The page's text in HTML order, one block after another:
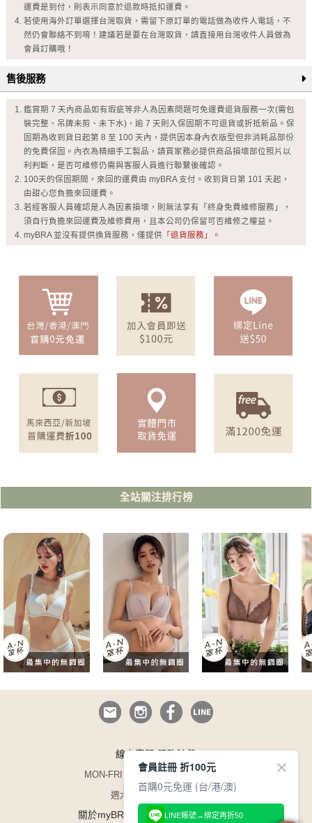
運費是到付，則表示同意於退款時抵扣運費。
若使用海外訂單選擇台灣取貨，需留下原訂單的電話做為收件人電話，不
然仍會聯絡不到唷！建議若是要在台灣取貨，請直接用台灣收件人員做為
會員訂購哦！
售後服務
鑑賞期 7 天內商品如有瑕疵等非人為因素問題可免運費退貨服務一次(需包
裝完整、吊牌未剪、未下水)，逾 7 天則入保固期不可退貨或折抵新品。保
固期為收到貨日起第 8 至 100 天內，提供因本身內衣版型但非消耗品部份
的免費保固。內衣為精細手工製品，請買家務必提供商品損壞部位照片以
利判斷，是否可維修仍需與客服人員進行聯繫後確認。
100天的保固期間，來回的運費由 myBRA 支付。收到貨日第 101 天起，
由甜心您負擔來回運費。
若經客服人員確認是人為因素損壞，則無法享有「終身免費維修服務」，
須自行負擔來回運費及維修費用，且本公司仍保留可否維修之權益。
myBRA 並沒有提供換貨服務，僅提供 「退貨服務」。
全站關注排行榜
線上客服 服務時段
MON-FRI 09:00~12:30/13:30~17:00
週六日與國定假日休息
關於myBRA
企業徵才/165 防詐騙
會員註冊 折100元
首購0元免運 (台/港/澳)
LINE帳號→綁定再折50